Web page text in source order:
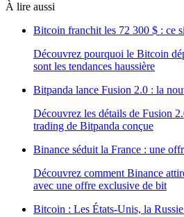
À lire aussi
Bitcoin franchit les 72 300 $ : ce
Découvrez pourquoi le Bitcoin
sont les tendances haussière
Bitpanda lance Fusion 2.0 : la
Découvrez les détails de Fusion
trading de Bitpanda conçue
Binance séduit la France : une
Découvrez comment Binance
avec une offre exclusive de bit
Bitcoin : Les États-Unis, la